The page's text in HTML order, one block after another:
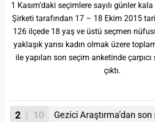
1 Kasım’daki seçimlere sayılı günler
Şirketi tarafından 17 – 18 Ekim 2015
126 ilçede 18 yaş ve üstü seçmen
yaklaşık yarısı kadın olmak üzere
ile yapılan son seçim anketinde
çıktı.
2 | 10 Gezici Araştırma’dan